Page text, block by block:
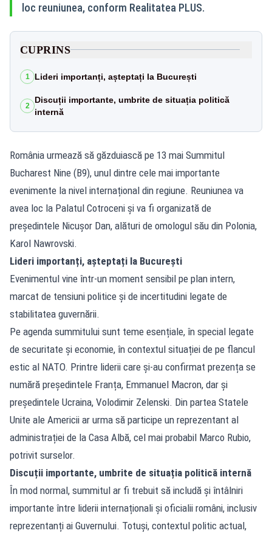
loc reuniunea, conform Realitatea PLUS.
CUPRINS
1 Lideri importanți, așteptați la București
2
Discuții importante, umbrite de situația politică
internă
România urmează să găzduiască pe 13 mai Summitul
Bucharest Nine (B9), unul dintre cele mai importante
evenimente la nivel internațional din regiune. Reuniunea va
avea loc la Palatul Cotroceni și va fi organizată de
președintele Nicușor Dan, alături de omologul său din Polonia,
Karol Nawrovski.
Lideri importanți, așteptați la București
Evenimentul vine într-un moment sensibil pe plan intern,
marcat de tensiuni politice și de incertitudini legate de
stabilitatea guvernării.
Pe agenda summitului sunt teme esențiale, în special legate
de securitate și economie, în contextul situației de pe flancul
estic al NATO. Printre liderii care și-au confirmat prezența se
numără președintele Franța, Emmanuel Macron, dar și
președintele Ucraina, Volodimir Zelenski. Din partea Statele
Unite ale Americii ar urma să participe un reprezentant al
administrației de la Casa Albă, cel mai probabil Marco Rubio,
potrivit surselor.
Discuții importante, umbrite de situația politică internă
În mod normal, summitul ar fi trebuit să includă și întâlniri
importante între liderii internaționali și oficialii români, inclusiv
reprezentanți ai Guvernului. Totuși, contextul politic actual,